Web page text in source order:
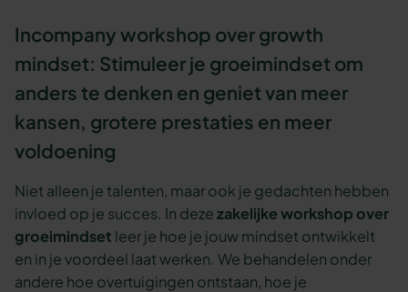
Incompany workshop over growth
mindset: Stimuleer je groeimindset om
anders te denken en geniet van meer
kansen, grotere prestaties en meer
voldoening
Niet alleen je talenten, maar ook je gedachten hebben
invloed op je succes. In dezezakelijke workshop over
groeimindset leer je hoe je jouw mindset ontwikkelt
en in je voordeel laat werken. We behandelen onder
andere hoe overtuigingen ontstaan, hoe je